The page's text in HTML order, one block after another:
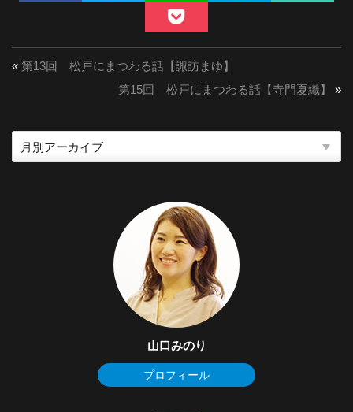
« 第13回 松戸にまつわる話【諏訪まゆ】
第15回 松戸にまつわる話【寺門夏織】
»
山口みのり
プロフィール